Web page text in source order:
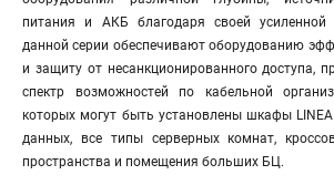
питания и АКБ благодаря своей
данной серии обеспечивают оборудованию
и защиту от несанкционированного доступа,
спектр возможностей по кабельной
которых могут быть установлены шкафы
данных, все типы серверных комнат,
пространства и помещения больших БЦ.